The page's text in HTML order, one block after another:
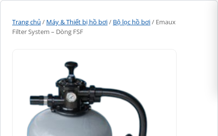
Trang chủ / Máy & Thiết bị hồ bơi/ Bộ lọc hồ bơi/ Emaux
Filter System – Dòng FSF